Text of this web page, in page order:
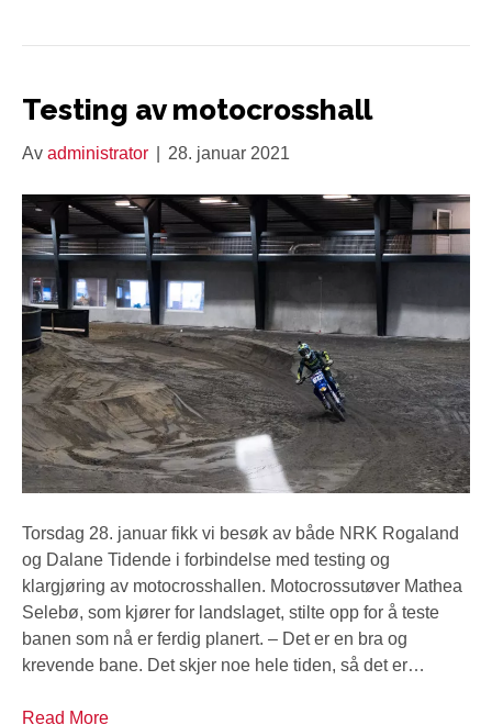
Testing av motocrosshall
Av administrator 28. januar 2021
Torsdag 28. januar fikk vi besøk av både NRK Rogaland
og Dalane Tidende i forbindelse med testing og
klargjøring av motocrosshallen. Motocrossutøver Mathea
Selebø, som kjører for landslaget, stilte opp for å teste
banen som nå er ferdig planert. – Det er en bra og
krevende bane. Det skjer noe hele tiden, så det er…
Read More